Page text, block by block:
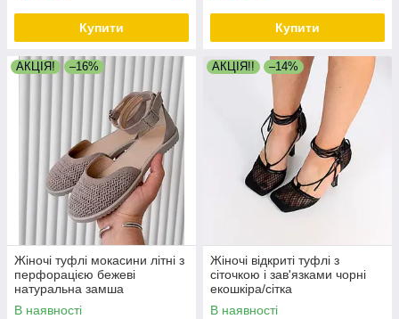
Купити Купити
АКЦІЯ! –16%
Жіночі туфлі мокасини літні з
перфорацією бежеві
натуральна замша
В наявності
АКЦІЯ!! –14%
Жіночі відкриті туфлі з
сіточкою і зав'язками чорні
екошкіра/сітка
В наявності